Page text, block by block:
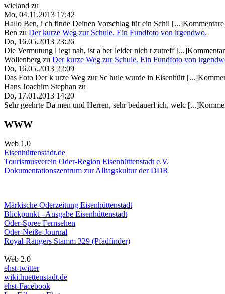
wieland zu
Mo, 04.11.2013 17:42
Hallo Ben, i ch finde Deinen Vorschlag für ein Schil
Ben zu Der kurze Weg zur Schule. Ein Fundfoto von irgendwo.
Do, 16.05.2013 23:26
Die Vermutung l iegt nah, ist a ber leider nich t zutreff
Wollenberg zu Der kurze Weg zur Schule. Ein Fundfoto von
Do, 16.05.2013 22:09
Das Foto Der k urze Weg zur Sc hule wurde in Eisenhütt
Hans Joachim Stephan zu
Do, 17.01.2013 14:20
Sehr geehrte Da men und Herren, sehr bedauerl ich, welc
WWW
Web 1.0
Eisenhüttenstadt.de
Tourismusverein Oder-Region Eisenhüttenstadt e.V.
Dokumentationszentrum zur Alltagskultur der DDR
Märkische Oderzeitung Eisenhüttenstadt
Blickpunkt - Ausgabe Eisenhüttenstadt
Oder-Spree Fernsehen
Oder-Neiße-Journal
Royal-Rangers Stamm 329 (Pfadfinder)
Web 2.0
ehst-twitter
wiki.huettenstadt.de
ehst-Facebook